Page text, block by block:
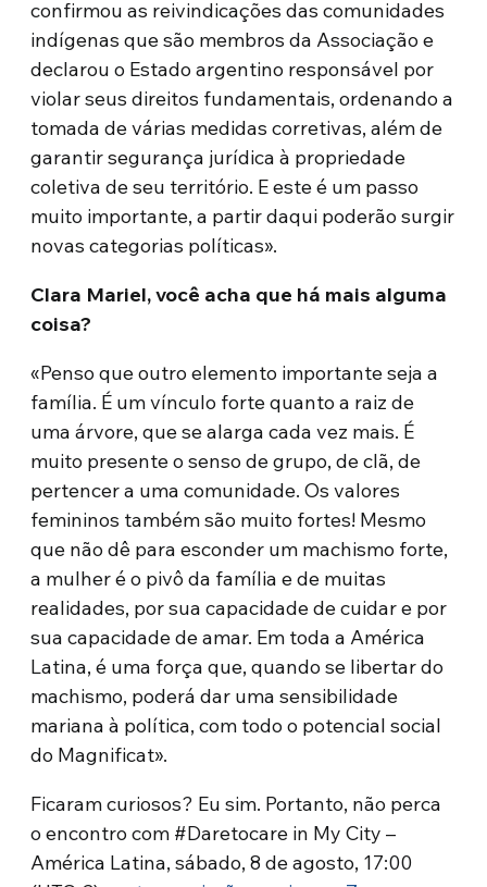
confirmou as reivindicações das comunidades
indígenas que são membros da Associação e
declarou o Estado argentino responsável por
violar seus direitos fundamentais, ordenando a
tomada de várias medidas corretivas, além de
garantir segurança jurídica à propriedade
coletiva de seu território. E este é um passo
muito importante, a partir daqui poderão surgir
novas categorias políticas».
Clara Mariel, você acha que há mais alguma
coisa?
«Penso que outro elemento importante seja a
família. É um vínculo forte quanto a raiz de
uma árvore, que se alarga cada vez mais. É
muito presente o senso de grupo, de clã, de
pertencer a uma comunidade. Os valores
femininos também são muito fortes! Mesmo
que não dê para esconder um machismo forte,
a mulher é o pivô da família e de muitas
realidades, por sua capacidade de cuidar e por
sua capacidade de amar. Em toda a América
Latina, é uma força que, quando se libertar do
machismo, poderá dar uma sensibilidade
mariana à política, com todo o potencial social
do Magnificat».
Ficaram curiosos? Eu sim. Portanto, não perca
o encontro com #Daretocare in My City –
América Latina, sábado, 8 de agosto, 17:00